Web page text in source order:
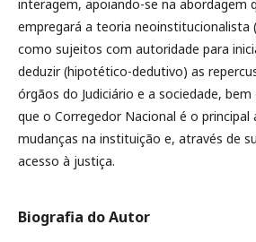
interagem, apoiando-se na abordagem
empregará a teoria neoinstitucionalista
como sujeitos com autoridade para
deduzir (hipotético-dedutivo) as
órgãos do Judiciário e a sociedade,
que o Corregedor Nacional é o
mudanças na instituição e, através de
acesso à justiça.
Biografia do Autor